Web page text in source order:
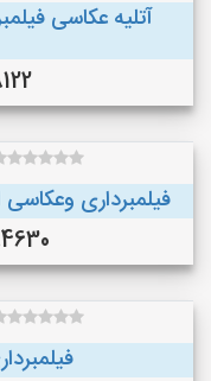
آتلیه عکاسی
فیلمبرداری